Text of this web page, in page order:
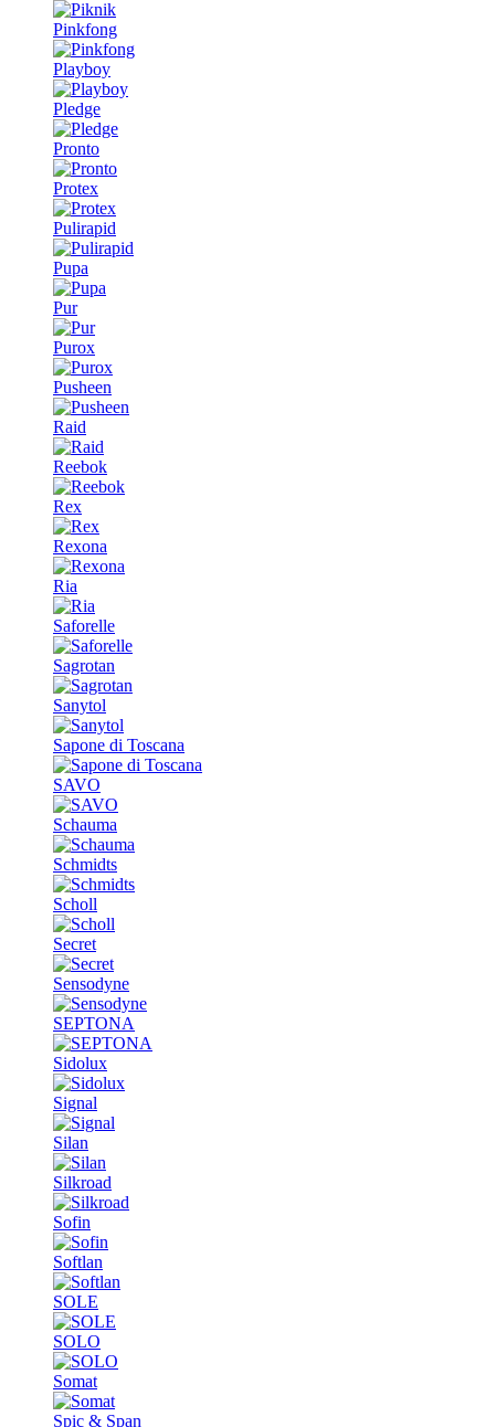
Pinkfong
Playboy
Pledge
Pronto
Protex
Pulirapid
Pupa
Pur
Purox
Pusheen
Raid
Reebok
Rex
Rexona
Ria
Saforelle
Sagrotan
Sanytol
Sapone di Toscana
SAVO
Schauma
Schmidts
Scholl
Secret
Sensodyne
SEPTONA
Sidolux
Signal
Silan
Silkroad
Sofin
Softlan
SOLE
SOLO
Somat
Spic & Span